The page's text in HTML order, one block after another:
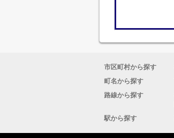
市区町村から探す
町名から探す
路線から探す
駅から探す